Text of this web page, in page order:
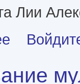
Лии
о Питание по науке.